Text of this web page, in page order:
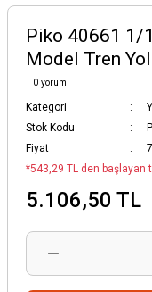
Piko 40661 1/
Model Tren
0 yorum
Kategori
Stok Kodu
Fiyat
*543,29 TL den başlayan
5.106,50 TL